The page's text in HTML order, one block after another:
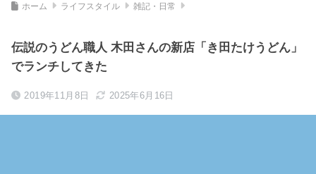
ホーム ライフスタイル 雑記・日常
伝説のうどん職人 木田さんの新店「き田たけうどん」
でランチしてきた
2019年11月8日 2025年6月16日